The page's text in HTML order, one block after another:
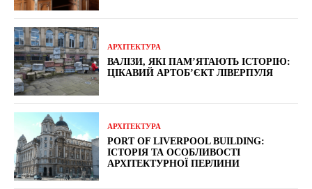
АРХІТЕКТУРА
ВАЛІЗИ, ЯКІ ПАМ’ЯТАЮТЬ ІСТОРІЮ:
ЦІКАВИЙ АРТОБ’ЄКТ ЛІВЕРПУЛЯ
АРХІТЕКТУРА
PORT OF LIVERPOOL BUILDING:
ІСТОРІЯ ТА ОСОБЛИВОСТІ
АРХІТЕКТУРНОЇ ПЕРЛИНИ